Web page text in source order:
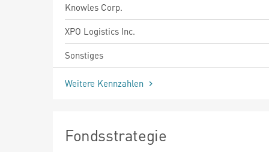
Knowles Corp.
XPO Logistics Inc.
Sonstiges
Weitere Kennzahlen
Fondsstrategie